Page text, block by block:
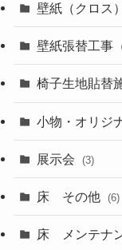
壁紙（クロス）
壁紙張替工事
椅子生地貼替
小物・オリジ
展示会 (3)
床 その他 (6)
床 メンテナ